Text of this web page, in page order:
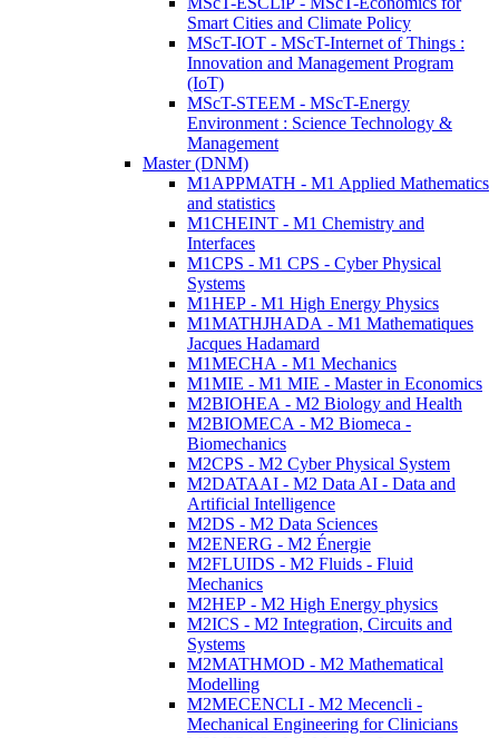
Smart Cities and Climate Policy
MScT-IOT - MScT-Internet of Things :
Innovation and Management Program
(IoT)
MScT-STEEM - MScT-Energy
Environment : Science Technology &
Management
Master (DNM)
M1APPMATH - M1 Applied Mathematics
and statistics
M1CHEINT - M1 Chemistry and
Interfaces
M1CPS - M1 CPS - Cyber Physical
Systems
M1HEP - M1 High Energy Physics
M1MATHJHADA - M1 Mathematiques
Jacques Hadamard
M1MECHA - M1 Mechanics
M1MIE - M1 MIE - Master in Economics
M2BIOHEA - M2 Biology and Health
M2BIOMECA - M2 Biomeca -
Biomechanics
M2CPS - M2 Cyber Physical System
M2DATAAI - M2 Data AI - Data and
Artificial Intelligence
M2DS - M2 Data Sciences
M2ENERG - M2 Énergie
M2FLUIDS - M2 Fluids - Fluid
Mechanics
M2HEP - M2 High Energy physics
M2ICS - M2 Integration, Circuits and
Systems
M2MATHMOD - M2 Mathematical
Modelling
M2MECENCLI - M2 Mecencli -
Mechanical Engineering for Clinicians